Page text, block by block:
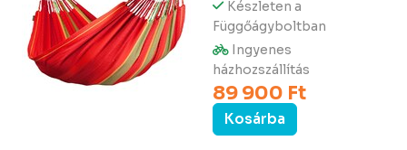
Készleten a
Függőágyboltban
Ingyenes
házhozszállítás
89 900 Ft
Kosárba